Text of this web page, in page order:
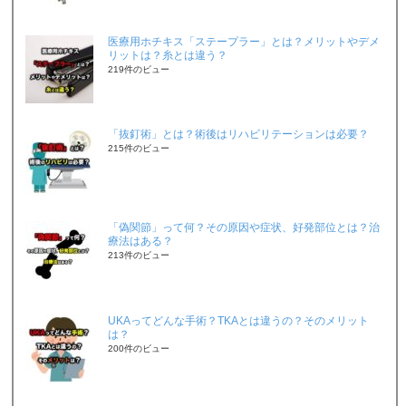
医療用ホチキス「ステープラー」とは？メリットやデメ
リットは？糸とは違う？
219件のビュー
「抜釘術」とは？術後はリハビリテーションは必要？
215件のビュー
「偽関節」って何？その原因や症状、好発部位とは？治
療法はある？
213件のビュー
UKAってどんな手術？TKAとは違うの？そのメリット
は？
200件のビュー